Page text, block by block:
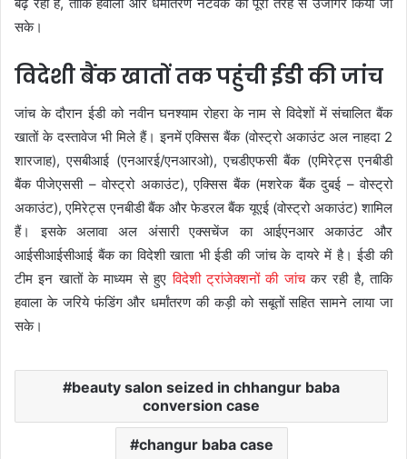
सके।
विदेशी बैंक खातों तक पहुंची ईडी की जांच
जांच के दौरान ईडी को नवीन घनश्याम रोहरा के नाम से विदेशों में संचालित बैंक
खातों के दस्तावेज भी मिले हैं। इनमें एक्सिस बैंक (वोस्ट्रो अकाउंट अल नाहदा 2
शारजाह), एसबीआई (एनआरई/एनआरओ), एचडीएफसी बैंक (एमिरेट्स एनबीडी
बैंक पीजेएससी – वोस्ट्रो अकाउंट), एक्सिस बैंक (मशरेक बैंक दुबई – वोस्ट्रो
अकाउंट), एमिरेट्स एनबीडी बैंक और फेडरल बैंक यूएई (वोस्ट्रो अकाउंट) शामिल
हैं। इसके अलावा अल अंसारी एक्सचेंज का आईएनआर अकाउंट और
आईसीआईसीआई बैंक का विदेशी खाता भी ईडी की जांच के दायरे में है। ईडी की
टीम इन खातों के माध्यम से हुएविदेशी ट्रांजेक्शनों की जांचकर रही है, ताकि
हवाला के जरिये फंडिंग और धर्मांतरण की कड़ी को सबूतों सहित सामने लाया जा
सके।
beauty salon seized in chhangur baba
conversion case
changur baba case